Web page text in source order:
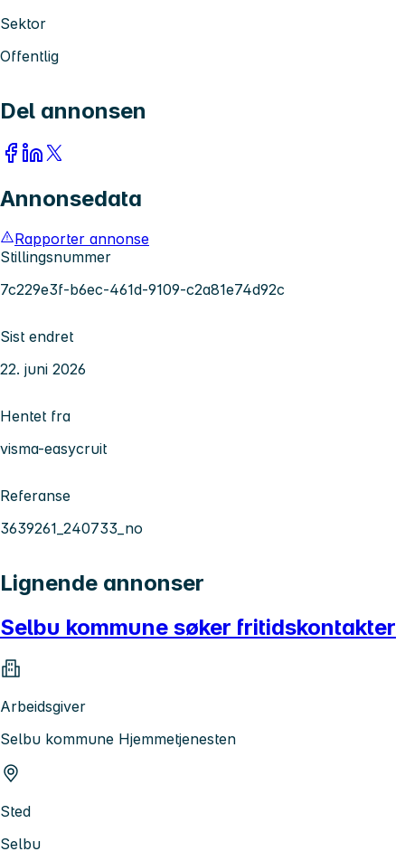
Sektor
Offentlig
Del annonsen
Annonsedata
Rapporter annonse
Stillingsnummer
7c229e3f-b6ec-461d-9109-c2a81e74d92c
Sist endret
22. juni 2026
Hentet fra
visma-easycruit
Referanse
3639261_240733_no
Lignende annonser
Selbu kommune søker fritidskontakter
Arbeidsgiver
Selbu kommune Hjemmetjenesten
Sted
Selbu